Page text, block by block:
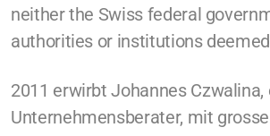
neither the Swiss federal
authorities or institutions
2011 erwirbt Johannes Czwalina,
Unternehmensberater, mit